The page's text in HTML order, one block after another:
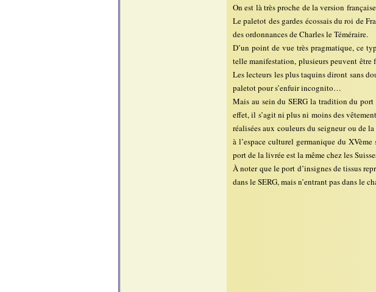
On est là très proche de la version
Le paletot des gardes écossais du roi de
des ordonnances de Charles le Téméraire.
D’un point de vue très pragmatique, ce
telle manifestation, plusieurs peuvent être
Les lecteurs les plus taquins diront sans
paletot pour s’enfuir incognito…
Mais au sein du SERG la tradition du port
effet, il s’agit ni plus ni moins des
réalisées aux couleurs du seigneur ou de
à l’espace culturel germanique du
port de la livrée est la même chez les
À noter que le port d’insignes de tissus
dans le SERG, mais n’entrant pas dans le